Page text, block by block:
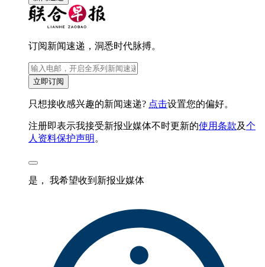
订阅新闻速递，洞悉时代脉搏。
立即订阅
只想接收感兴趣的新闻速递? 点击设置您的偏好。
注册即表示我接受新报业媒体不时更新的使用条款及个
人资料保护声明 。
是， 我希望收到新报业媒体